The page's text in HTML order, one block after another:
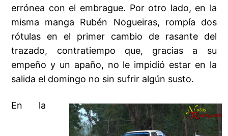
errónea con el embrague. Por otro lado, en la
misma manga Rubén Nogueiras, rompía dos
rótulas en el primer cambio de rasante del
trazado, contratiempo que, gracias a su
empeño y un apaño, no le impidió estar en la
salida el domingo no sin sufrir algún susto.
En la